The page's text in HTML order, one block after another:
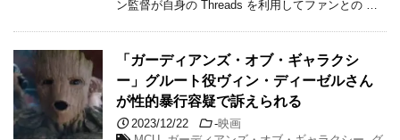
ン監督が自身の Threads を利用してファンとの …
「ガーディアンズ・オブ・ギャラクシ
ー」グルート役ヴィン・ディーゼルさん
が性的暴行容疑で訴えられる
2023/12/22 -映画